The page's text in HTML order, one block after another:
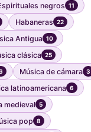
negros 11
Habaneras 22
Antigua 10
clásica 25
Música de cámara 3
latinoamericana 6
medieval 5
pop 8